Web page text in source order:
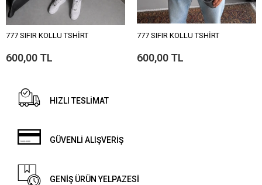
777 SIFIR KOLLU TSHİRT
600,00 TL
777 SIFIR KOLLU TSHİRT
600,00 TL
HIZLI TESLİMAT
GÜVENLİ ALIŞVERİŞ
GENİŞ ÜRÜN YELPAZESİ